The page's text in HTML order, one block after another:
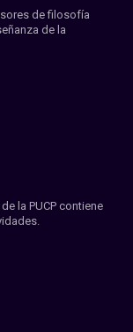
de filosofía
de la
la PUCP contiene